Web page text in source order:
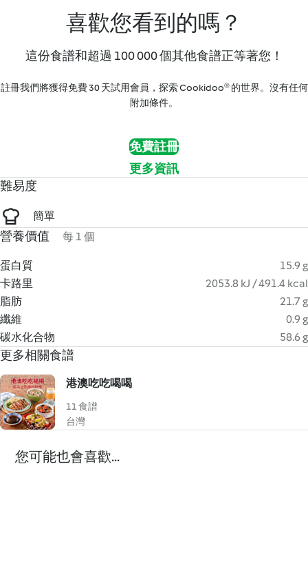
喜歡您看到的嗎？
這份食譜和超過 100 000 個其他食譜正等著您！
註冊我們將獲得免費 30 天試用會員，探索 Cookidoo® 的世界。沒有任何
附加條件。
免費註冊
更多資訊
難易度
簡單
營養價值 每 1 個
蛋白質
15.9 g
卡路里
2053.8 kJ / 491.4 kcal
脂肪
21.7 g
纖維
0.9 g
碳水化合物
58.6 g
更多相關食譜
港澳吃吃喝喝
11 食譜
台灣
您可能也會喜歡...